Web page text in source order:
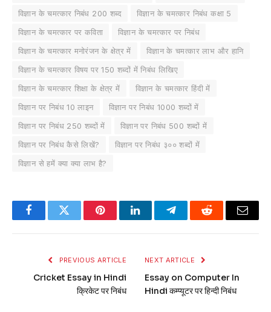
विज्ञान के चमत्कार निबंध 200 शब्द
विज्ञान के चमत्कार निबंध कक्षा 5
विज्ञान के चमत्कार पर कविता
विज्ञान के चमत्कार पर निबंध
विज्ञान के चमत्कार मनोरंजन के क्षेत्र में
विज्ञान के चमत्कार लाभ और हानि
विज्ञान के चमत्कार विषय पर 150 शब्दों में निबंध लिखिए
विज्ञान के चमत्कार शिक्षा के क्षेत्र में
विज्ञान के चमत्कार हिंदी में
विज्ञान पर निबंध 10 लाइन
विज्ञान पर निबंध 1000 शब्दों में
विज्ञान पर निबंध 250 शब्दों में
विज्ञान पर निबंध 500 शब्दों में
विज्ञान पर निबंध कैसे लिखें?
विज्ञान पर निबंध ३०० शब्दों में
विज्ञान से हमें क्या क्या लाभ है?
FacebookTwitter PinterestLinkedInTelegramReddit Email
PREVIOUS ARTICLE
Cricket Essay in Hindi
क्रिकेट पर निबंध
NEXT ARTICLE
Essay on Computer In
Hindi कम्प्यूटर पर हिन्दी निबंध